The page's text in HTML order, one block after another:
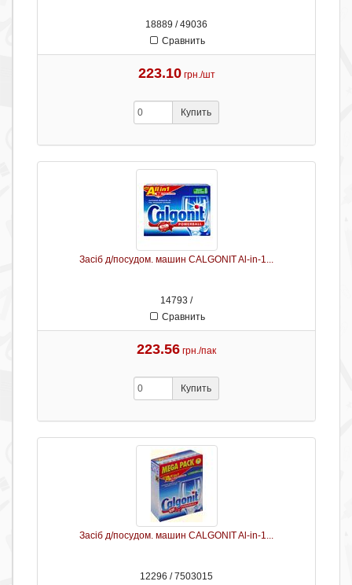
18889 / 49036
Сравнить
223.10 грн./шт
Купить
Засіб д/посудом. машин CALGONIT Al-in-1...
14793 /
Сравнить
223.56 грн./пак
Купить
Засіб д/посудом. машин CALGONIT Al-in-1...
12296 / 7503015